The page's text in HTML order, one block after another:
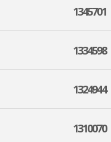
1345701
1334598
1324944
1310070